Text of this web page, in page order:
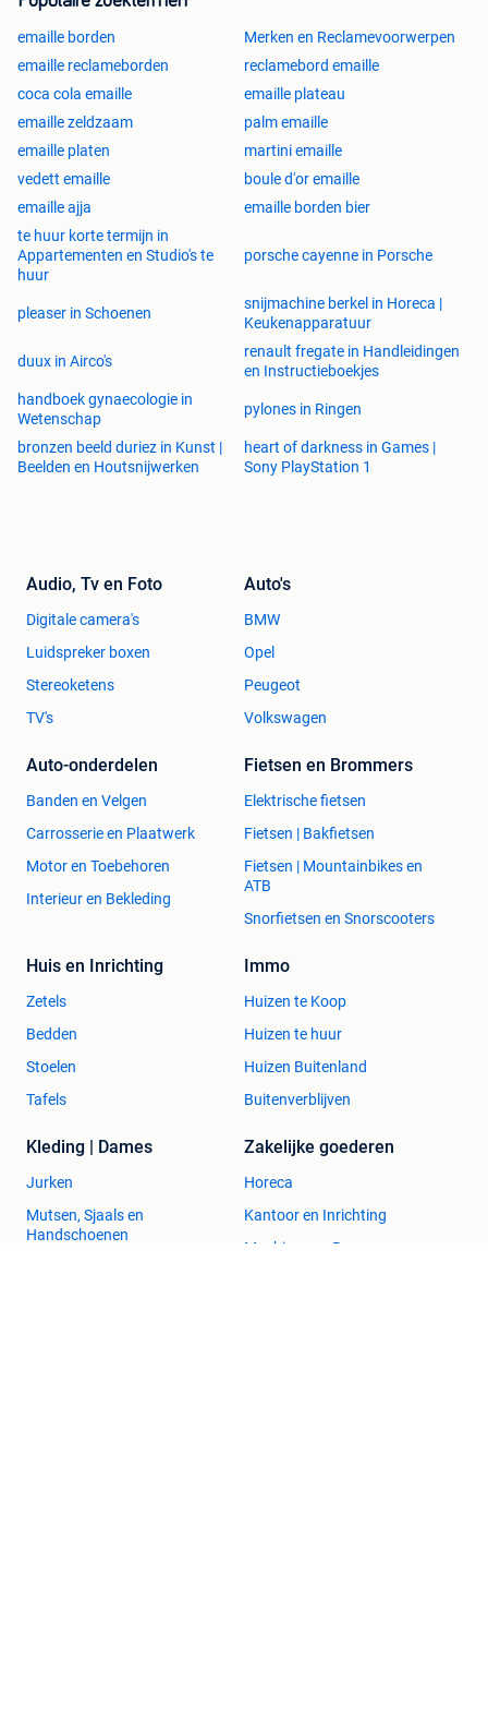
emaille borden
Merken en Reclamevoorwerpen
emaille reclameborden
reclamebord emaille
coca cola emaille
emaille plateau
emaille zeldzaam
palm emaille
emaille platen
martini emaille
vedett emaille
boule d'or emaille
emaille ajja
emaille borden bier
te huur korte termijn in
Appartementen en Studio's te
huur
porsche cayenne in Porsche
pleaser in Schoenen
snijmachine berkel in Horeca |
Keukenapparatuur
duux in Airco's
renault fregate in Handleidingen
en Instructieboekjes
handboek gynaecologie in
Wetenschap
pylones in Ringen
bronzen beeld duriez in Kunst |
Beelden en Houtsnijwerken
heart of darkness in Games |
Sony PlayStation 1
Audio, Tv en Foto
Digitale camera's
Luidspreker boxen
Stereoketens
TV's
Auto's
BMW
Opel
Peugeot
Volkswagen
Auto-onderdelen
Banden en Velgen
Carrosserie en Plaatwerk
Motor en Toebehoren
Interieur en Bekleding
Fietsen en Brommers
Elektrische fietsen
Fietsen | Bakfietsen
Fietsen | Mountainbikes en
ATB
Snorfietsen en Snorscooters
Huis en Inrichting
Zetels
Bedden
Stoelen
Tafels
Immo
Huizen te Koop
Huizen te huur
Huizen Buitenland
Buitenverblijven
Kleding | Dames
Jurken
Mutsen, Sjaals en
Handschoenen
Zakelijke goederen
Horeca
Kantoor en Inrichting
Machines en Bouw